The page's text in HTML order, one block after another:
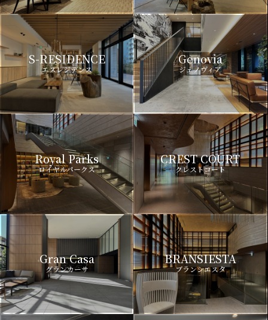
S-RESIDENCE
エスレジデンス
Genovia
ジェノヴィア
Royal Parks
ロイヤルパークス
CREST COURT
クレストコート
Gran Casa
グランカーサ
BRANSIESTA
ブランシエスタ